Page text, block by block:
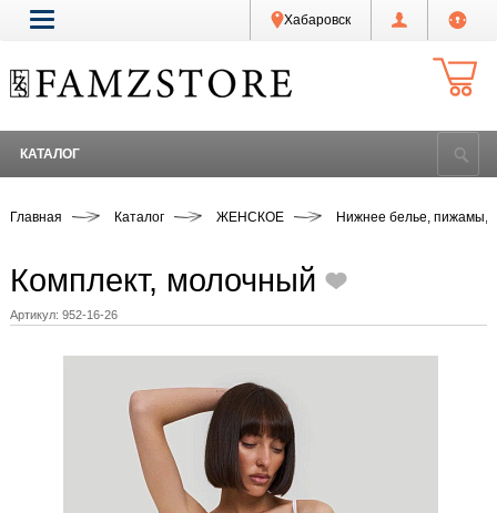
Хабаровск
КАТАЛОГ
Главная Каталог ЖЕНСКОЕ Нижнее белье, пижамы,
Комплект, молочный
Артикул: 952-16-26